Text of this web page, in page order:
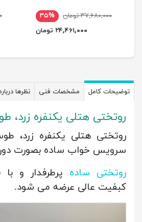
۳۷,۶۸۰,۰۰۰ تومان
۳۵%
۲۴,۴۶۱,۰۰۰ تومان
توضیحات کامل مشخصات فنی نظرها
روتختی هتلی یکنفره زرد،
روتختی هتلی یکنفره زرد،
سرویس خواب ساده بصورت
روتختی ساده پرطرفدار و
کبفیت عالی عرضه می شود.